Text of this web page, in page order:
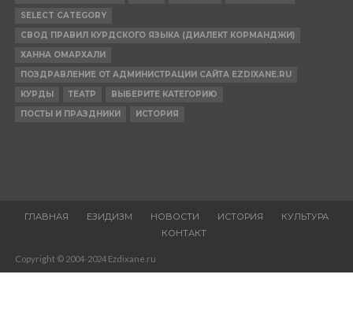
SELECT CATEGORY
СВОД ПРАВИЛ КУРДСКОГО ЯЗЫКА (ДИАЛЕКТ КОРМАНДЖИ)
ХАННА ОМАРХАЛИ
ПОЗДРАВЛЕНИЕ ОТ АДМИНИСТРАЦИИ САЙТА EZDIXANE.RU
КУРДЫ
ТЕАТР
ВЫБЕРИТЕ КАТЕГОРИЮ
ПОСТЫ И ПРАЗДНИКИ
ИСТОРИЯ
ГЛАВНАЯ ЕЗИДИЗМ НОВОСТИ ИСТОРИЯ
КУЛЬТУРА
КОНТАКТ
Copyright © 2004-2024 Ezdixane.ru